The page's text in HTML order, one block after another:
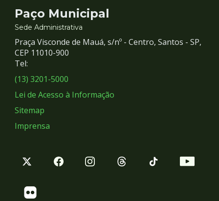
Contato
e
Redes
Sociais
Paço Municipal
Sede Administrativa
Praça Visconde de Mauá, s/nº - Centro, Santos - SP,
CEP 11010-900
Tel:
(13) 3201-5000
Lei de Acesso à Informação
Sitemap
Imprensa